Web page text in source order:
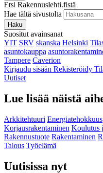
Etsi Rakennuslehti.fistä
Hae tältä sivustolta
Haku
Suositut avainsanat
YIT SRV skanska Helsinki
asuntokauppa
Tampere Caverion
Kirjaudu sisään Rekisteröidy
Uutiset
Lue lisää näistä
Arkkitehtuuri Energiatehokkuus
Korjausrakentaminen Koulutus
Rakennustuote Rakentaminen
Talous Työelämä
Uutisissa nyt